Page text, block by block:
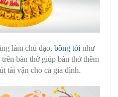
làm chủ đạo, bông tỏi như
bàn thờ giúp bàn thờ thêm
tài vận cho cả gia đình.